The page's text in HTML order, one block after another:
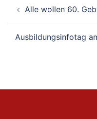
Alle wollen 60.
Ausbildungsinfotag